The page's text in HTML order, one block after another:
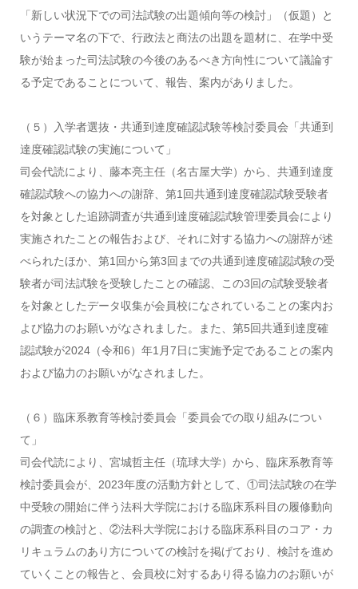
「新しい状況下での司法試験の出題傾向等の検討」（仮題）と
いうテーマ名の下で、行政法と商法の出題を題材に、在学中受
験が始まった司法試験の今後のあるべき方向性について議論す
る予定であることについて、報告、案内がありました。
（５）入学者選抜・共通到達度確認試験等検討委員会「共通到
達度確認試験の実施について」
司会代読により、藤本亮主任（名古屋大学）から、共通到達度
確認試験への協力への謝辞、第1回共通到達度確認試験受験者
を対象とした追跡調査が共通到達度確認試験管理委員会により
実施されたことの報告および、それに対する協力への謝辞が述
べられたほか、第1回から第3回までの共通到達度確認試験の受
験者が司法試験を受験したことの確認、この3回の試験受験者
を対象としたデータ収集が会員校になされていることの案内お
よび協力のお願いがなされました。また、第5回共通到達度確
認試験が2024（令和6）年1月7日に実施予定であることの案内
および協力のお願いがなされました。
（６）臨床系教育等検討委員会「委員会での取り組みについ
て」
司会代読により、宮城哲主任（琉球大学）から、臨床系教育等
検討委員会が、2023年度の活動方針として、①司法試験の在学
中受験の開始に伴う法科大学院における臨床系科目の履修動向
の調査の検討と、②法科大学院における臨床系科目のコア・カ
リキュラムのあり方についての検討を掲げており、検討を進め
ていくことの報告と、会員校に対するあり得る協力のお願いが